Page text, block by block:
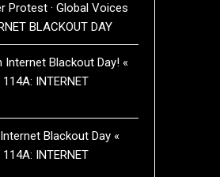
Protest · Global Voices
BLACKOUT DAY
Blackout Day! «
114A: INTERNET
Blackout Day «
114A: INTERNET